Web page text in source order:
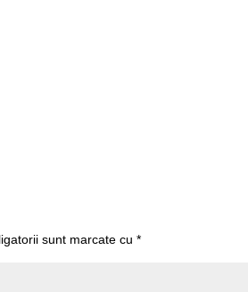
sunt marcate cu*